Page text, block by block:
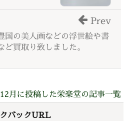
国の美人画などの浮世絵や書
ど買取り致しました。
Prev
月に投稿した栄楽堂の記事一覧
バックURL